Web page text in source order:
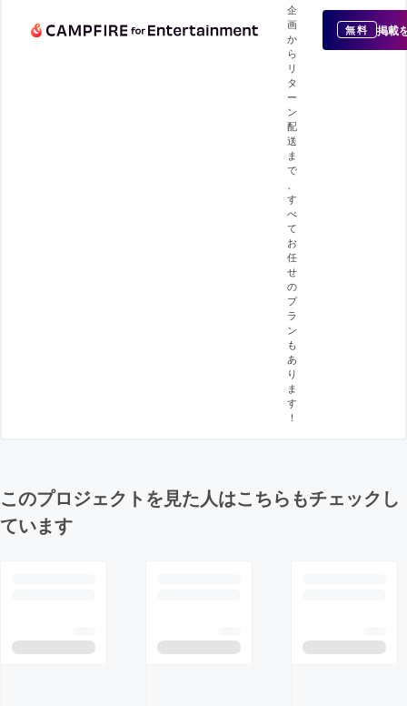
企
画
か
ら
リ
タ
ー
ン
配
送
ま
で
す
べ
て
お
任
せ
の
プ
ラ
ン
も
あ
り
ま
す
！
無料 掲載
このプロジェクトを見た人はこちらもチェックし
ています